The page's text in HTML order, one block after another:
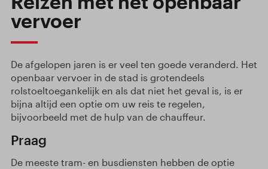
vervoer
De afgelopen jaren is er veel ten goede veranderd. Het
openbaar vervoer in de stad is grotendeels
rolstoeltoegankelijk en als dat niet het geval is, is er
bijna altijd een optie om uw reis te regelen,
bijvoorbeeld met de hulp van de chauffeur.
Praag
De meeste tram- en busdiensten hebben de optie